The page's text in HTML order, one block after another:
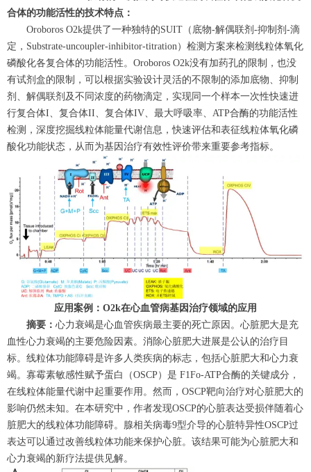
合体的功能活性的技术特点：
Oroboros O2k提供了一种独特的SUIT（底物-解偶联剂-抑制剂-滴
定，Substrate-uncoupler-inhibitor-titration）检测方案来检测线粒体氧化
磷酸化各复合体的功能活性。Oroboros O2k没有加药孔的限制，也没
有试剂盒的限制，可以根据实验设计灵活的不限制的添加底物、抑制
剂、解偶联剂及不同浓度的药物滴定，实现同一个样本一次性快速进
行复合体I、复合体II、复合体IV、最大呼吸率、ATP合酶的功能活性
检测，深度挖掘线粒体能量代谢信息，快速评估和表征线粒体氧化磷
酸化功能状态，从而为基因治疗有效性评价带来重要参考指标。
应用案例：O2k在心血管病基因治疗领域的应用
摘要： 心力衰竭是心血管疾病最主要的死亡原因。心脏肥大是充
血性心力衰竭的主要危险因素。消除心脏肥大进展是公认的治疗目
标。线粒体功能障碍是许多人类疾病的标志，包括心脏肥大和心力衰
竭。寡霉素敏感性赋予蛋白（OSCP）是 F1Fo-ATP合酶的关键成分，
在线粒体能量代谢中起重要作用。然而，OSCP靶向治疗对心脏肥大的
影响仍然未知。在本研究中，作者发现OSCP的心脏表达受损伴随着心
脏肥大的线粒体功能障碍。腺相关病毒9型介导的心脏特异性OSCP过
表达可以通过改善线粒体功能来保护心脏。该结果可能为心脏肥大和
心力衰竭的新疗法提供见解。